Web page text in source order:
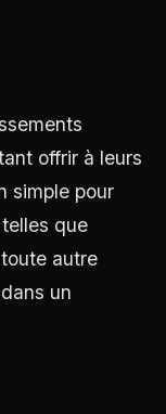
offrir à leurs
simple pour
que
autre
un